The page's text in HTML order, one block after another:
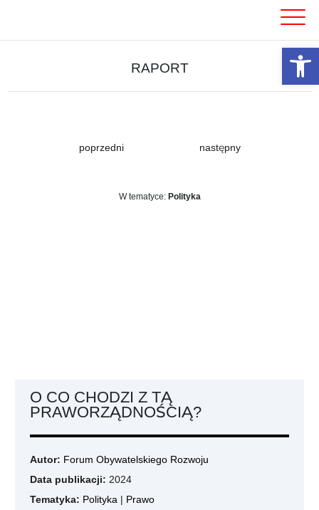
RAPORT
poprzedni następny
W tematyce: Polityka
O CO CHODZI Z TĄ
PRAWORZĄDNOŚCIĄ?
Autor: Forum Obywatelskiego Rozwoju
Data publikacji: 2024
Tematyka: Polityka | Prawo